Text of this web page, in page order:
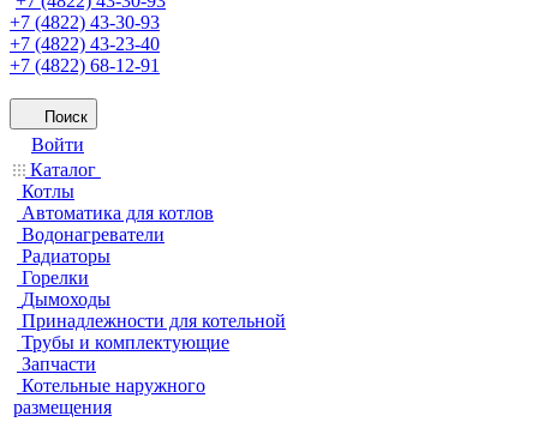
+7 (4822) 43-30-93
+7 (4822) 43-23-40
+7 (4822) 68-12-91
Поиск
Войти
Каталог
Котлы
Автоматика для котлов
Водонагреватели
Радиаторы
Горелки
Дымоходы
Принадлежности для котельной
Трубы и комплектующие
Запчасти
Котельные наружного
размещения